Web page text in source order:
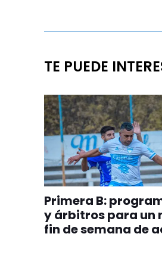
TE PUEDE
Primera B:
y árbitros para un
fin de semana de